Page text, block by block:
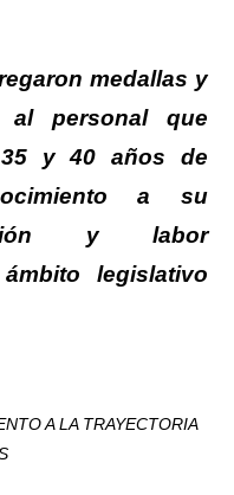
medallas y
al personal que
y 40 años de
a su
y labor
legislativo
A LA TRAYECTORIA